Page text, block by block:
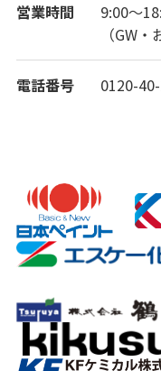
営業時間
9:00～
（GW
電話番号 0120-